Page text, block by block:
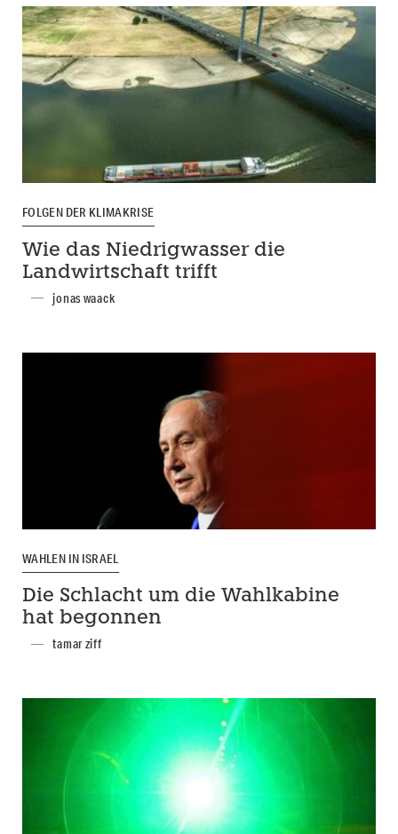
FOLGEN DER KLIMAKRISE
Wie das Niedrigwasser die
Landwirtschaft trifft
jonas waack
WAHLEN IN ISRAEL
Die Schlacht um die Wahlkabine
hat begonnen
tamar ziff